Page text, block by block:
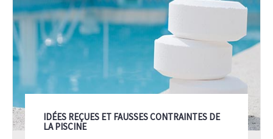
IDÉES REÇUES ET FAUSSES CONTRAINTES DE
LA PISCINE